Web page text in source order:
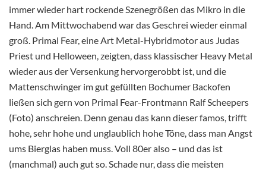
immer wieder hart rockende Szenegrößen das Mikro in die
Hand. Am Mittwochabend war das Geschrei wieder einmal
groß. Primal Fear, eine Art Metal-Hybridmotor aus Judas
Priest und Helloween, zeigten, dass klassischer Heavy Metal
wieder aus der Versenkung hervorgerobbt ist, und die
Mattenschwinger im gut gefüllten Bochumer Backofen
ließen sich gern von Primal Fear-Frontmann Ralf Scheepers
(Foto) anschreien. Denn genau das kann dieser famos, trifft
hohe, sehr hohe und unglaublich hohe Töne, dass man Angst
ums Bierglas haben muss. Voll 80er also – und das ist
(manchmal) auch gut so. Schade nur, dass die meisten